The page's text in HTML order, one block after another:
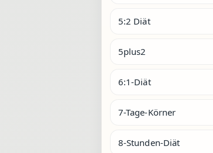
5:2 Diät
5plus2
6:1-Diät
7-Tage-Körner
8-Stunden-Diät